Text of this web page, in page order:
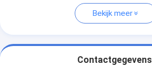
Bekijk meer
Contactgegevens